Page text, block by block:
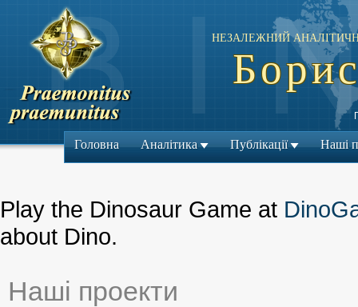
НЕЗАЛЕЖНИЙ
Головна Аналітика Публікації Наші
Play the Dinosaur Game at
about Dino.
Наші проекти